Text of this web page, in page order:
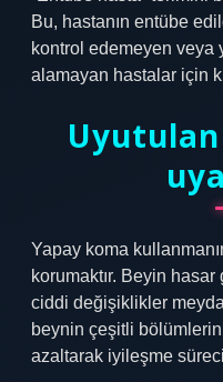
Bu, hastanın entübe
kontrol edemeyen veya
alamayan hastalar için
Yapay koma
korumaktır. Beyin
ciddi değişiklikler
beynin çeşitli
azaltarak iyileşme